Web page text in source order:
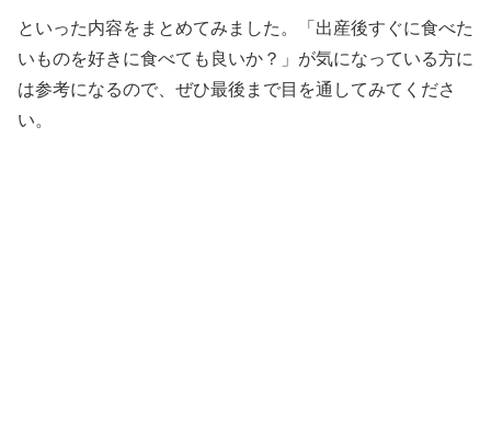
といった内容をまとめてみました。「出産後すぐに食べた
いものを好きに食べても良いか？」が気になっている方に
は参考になるので、ぜひ最後まで目を通してみてくださ
い。